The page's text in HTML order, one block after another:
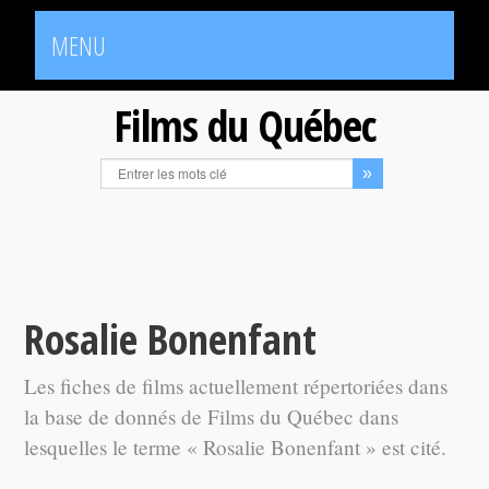
MENU
Films du Québec
Rosalie Bonenfant
Les fiches de films actuellement répertoriées dans
la base de donnés de Films du Québec dans
lesquelles le terme « Rosalie Bonenfant » est cité.